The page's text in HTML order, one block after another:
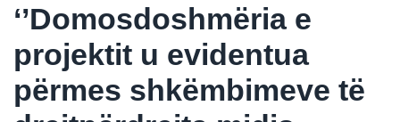
‘’Domosdoshmëria e
projektit u evidentua
përmes shkëmbimeve të